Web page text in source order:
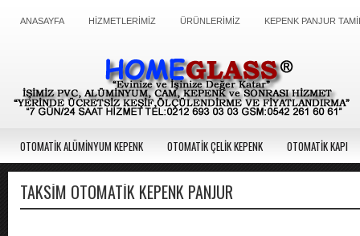
ANASAYFA HİZMETLERİMİZ ÜRÜNLERİMİZ KEPENK PANJUR
OTOMATİK ALÜMİNYUM KEPENK OTOMATİK ÇELİK KEPENK OTOMATİK KAPI
TAKSIM OTOMATIK KEPENK PANJUR